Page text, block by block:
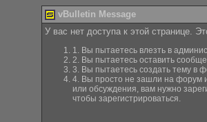
vBulletin Message
У вас нет доступа к этой странице.
1. Вы пытаетесь влезть в
2. Вы пытаетесь оставить
3. Вы пытаетесь создать тему в
4. Вы просто не зашли на форум
или обсуждения, вам нужно
чтобы зарегистрироваться.